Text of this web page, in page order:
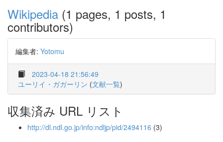
Wikipedia (1 pages, 1 posts, 1
contributors)
編集者: Yotomu
2023-04-18 21:56:49
ユーリイ・ガガーリン (文献一覧)
収集済み URL リスト
http://dl.ndl.go.jp/info:ndljp/pid/2494116 (3)